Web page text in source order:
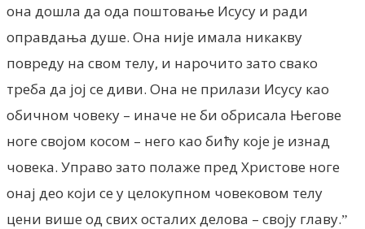
она дошла да ода поштовање Исусу и ради
оправдања душе. Она није имала никакву
повреду на свом телу, и нарочито зато свако
треба да јој се диви. Она не прилази Исусу као
обичном човеку – иначе не би обрисала Његове
ноге својом косом – него као бићу које је изнад
човека. Управо зато полаже пред Христове ноге
онај део који се у целокупном човековом телу
цени више од свих осталих делова – своју главу.ˮ